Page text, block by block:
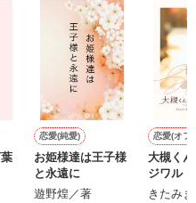
む
』🐥
顔は、なぜか想像以上に甘く
リー素材です。
す。
位でした〜良かったら読ん
恋愛(純愛)
お姫様達は王子様
と永遠に
遊野煌／著
恋愛(オフ
大槻く
ジワル
きたみ
ひ